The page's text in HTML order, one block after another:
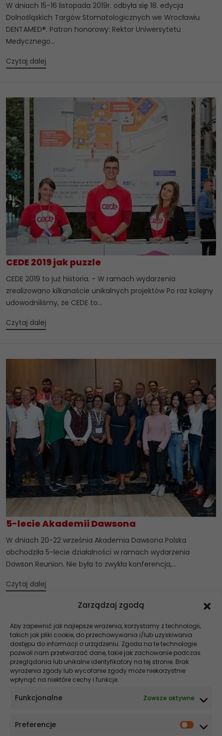
Zarządzaj zgodą
Aby zapewnić jak najlepsze wrażenia, korzystamy z technologii,
takich jak pliki cookie, do przechowywania i/lub uzyskiwania
dostępu do informacji o urządzeniu. Zgoda na te technologie
pozwoli nam przetwarzać dane, takie jak zachowanie podczas
przeglądania lub unikalne identyfikatory na tej stronie. Brak
wyrażenia zgody lub wycofanie zgody może niekorzystnie
wpłynąć na niektóre cechy i funkcje.
Funkcjonalne Zawsze aktywne
Preferencje
W dniach 15-16 listopada 2019r. odbyła się 18. edycja
Dolnośląskich Targów Stomatologicznych we Wrocławiu
DENTAMED®. Patron honorowy: Rektor Uniwersytetu
Medycznego...
Czytaj dalej
CEDE 2019 jak puzzle
CEDE 2019 to już historia. - W ramach wydarzenia
zrealizowano kilkanaście unikalnych projektów Po raz kolejny
udowodniliśmy, że CEDE to...
Czytaj dalej
5-lecie Akademii Dawsona
W dniach 20-22 września Akademia Dawsona Polska
obchodziła 5-lecie działalności w ramach wydarzenia
Dawson Reunion. Nie była to zwykła konferencja,...
Czytaj dalej
1 2 3 4 5 … 13 14 15 16
17
Szukaj
Stomatologia NEWS
w stomatologii
Ekonomia i ergonomia w nowoczesnej implantologii. Dlaczego
systemy MIS są optymalnym wyborem dla praktyki nastawionej na